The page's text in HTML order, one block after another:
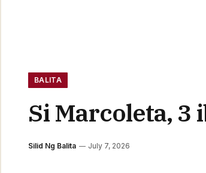
BALITA
Si Marcoleta, 3
Silid Ng Balita July 7, 2026